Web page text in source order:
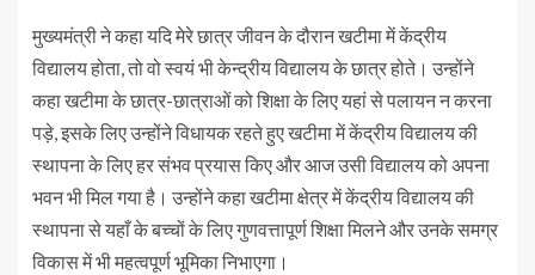
मुख्यमंत्री ने कहा यदि मेरे छात्र जीवन के दौरान खटीमा में केंद्रीय
विद्यालय होता, तो वो स्वयं भी केन्द्रीय विद्यालय के छात्र होते। उन्होंने
कहा खटीमा के छात्र-छात्राओं को शिक्षा के लिए यहां से पलायन न करना
पड़े, इसके लिए उन्होंने विधायक रहते हुए खटीमा में केंद्रीय विद्यालय की
स्थापना के लिए हर संभव प्रयास किए और आज उसी विद्यालय को अपना
भवन भी मिल गया है। उन्होंने कहा खटीमा क्षेत्र में केंद्रीय विद्यालय की
स्थापना से यहाँ के बच्चों के लिए गुणवत्तापूर्ण शिक्षा मिलने और उनके समग्र
विकास में भी महत्वपूर्ण भूमिका निभाएगा।